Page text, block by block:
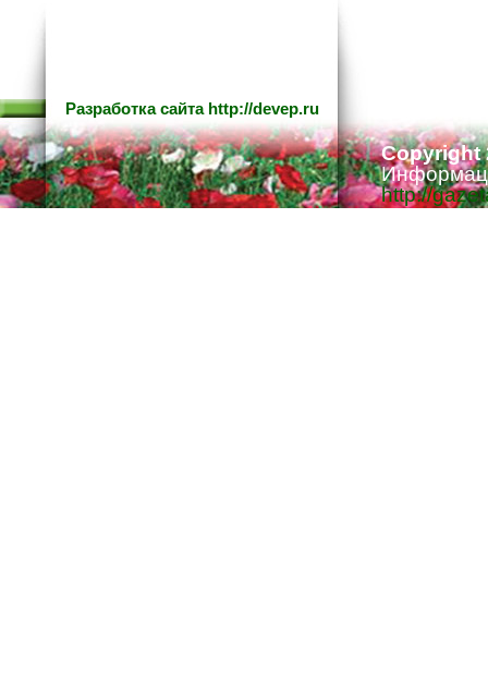
Разработка сайта http://devep.ru
Copyright
http://